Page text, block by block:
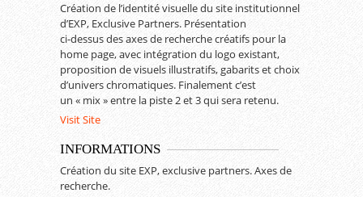
Création de l’identité visuelle du site institutionnel
d’EXP, Exclusive Partners. Présentation
ci-dessus des axes de recherche créatifs pour la
home page, avec intégration du logo existant,
proposition de visuels illustratifs, gabarits et choix
d’univers chromatiques. Finalement c’est
un « mix » entre la piste 2 et 3 qui sera retenu.
Visit Site
INFORMATIONS
Création du site EXP, exclusive partners. Axes de
recherche.